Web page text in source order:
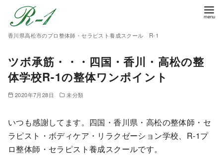
香川県高松市のプロ整体師・セラピスト養成スクール R-1
ツボ承筋・・・四国・香川・高松の整
体学校R-1の整体ワンポイント
2020年7月28日 未分類
いつも感謝してます。四国・香川県・高松の整体師・セ
ラピスト・ボディケア・リラクゼーション学校、R-1プ
ロ整体師・セラピスト養成スクールです。